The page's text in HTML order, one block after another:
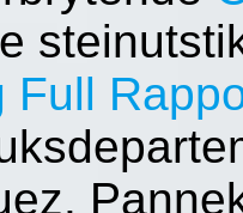
Full